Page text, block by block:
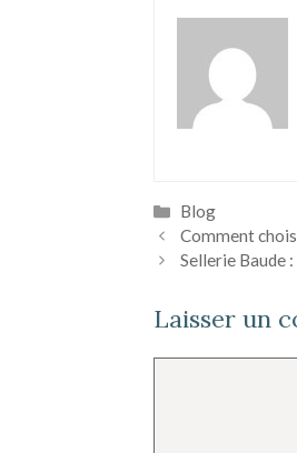
Catégories
Blog
Comment
Sellerie Baude
Laisser un